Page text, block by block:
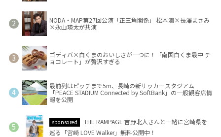
NODA・MAP第27回公演「正三角関係」 松本潤×長澤まさみ
×永山瑛太が共演
ゴディバ×白くまのおいしさが一つに！「南国白くま最中 チ
ョコレート」が贅沢すぎる
最前列はピッチまで5m、長崎の新サッカースタジアム
「PEACE STADIUM Connected by SoftBank」の一般観客席情
報を公開
sponsored
THE RAMPAGE 吉野北人さんと一緒に宮崎県を
巡る「宮崎 LOVE Walker」無料公開中！